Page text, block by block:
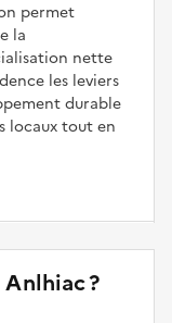
permet
la
nette
les leviers
durable
locaux tout en
?